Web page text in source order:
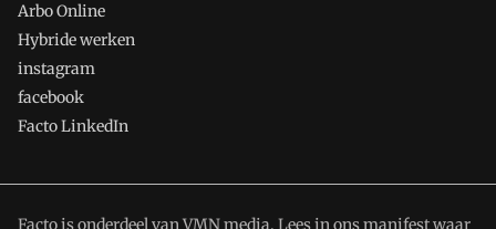
Arbo Online
Hybride werken
instagram
facebook
Facto LinkedIn
Facto is onderdeel van VMN media. Lees inons manifestwaar